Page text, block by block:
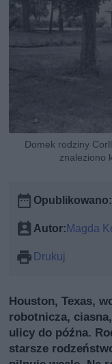
Domek rodziny
znaleziono
Opublikowano:
Autor:Magda
Drukuj
Houston, Texas,
robotnicza,
ulicy do późna.
starsze